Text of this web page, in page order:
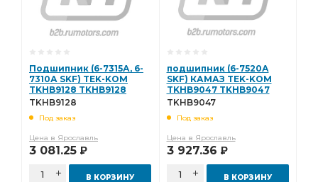
Подшипник (6-7315А, 6-
7310А SKF) TEK-KOM
TKHB9128 TKHB9128
TKHB9128
Под заказ
Цена в Ярославль
3 081.25 Р
В КОРЗИНУ
подшипник (6-7520А
SKF) КАМАЗ TEK-KOM
TKHB9047 TKHB9047
TKHB9047
Под заказ
Цена в Ярославль
3 927.36 Р
В КОРЗИНУ